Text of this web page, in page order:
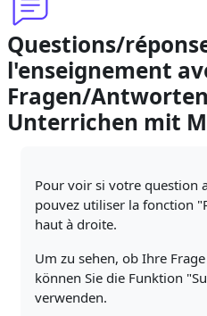
Questions/
l'enseignement
Fragen/
Unterrichen mit
Pour voir si votre question
pouvez utiliser la fonction
haut à droite.
Um zu sehen, ob Ihre
können Sie die Funktion
verwenden.